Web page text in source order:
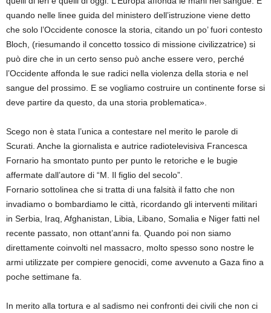
quando nelle linee guida del ministero dell’istruzione viene detto
che solo l’Occidente conosce la storia, citando un po’ fuori contesto
Bloch, (riesumando il concetto tossico di missione civilizzatrice) si
può dire che in un certo senso può anche essere vero, perché
l’Occidente affonda le sue radici nella violenza della storia e nel
sangue del prossimo. E se vogliamo costruire un continente forse si
deve partire da questo, da una storia problematica».
Scego non è stata l’unica a contestare nel merito le parole di
Scurati. Anche la giornalista e autrice radiotelevisiva Francesca
Fornario ha smontato punto per punto le retoriche e le bugie
affermate dall’autore di “M. Il figlio del secolo”.
Fornario sottolinea che si tratta di una falsità il fatto che non
invadiamo o bombardiamo le città, ricordando gli interventi militari
in Serbia, Iraq, Afghanistan, Libia, Libano, Somalia e Niger fatti nel
recente passato, non ottant’anni fa. Quando poi non siamo
direttamente coinvolti nel massacro, molto spesso sono nostre le
armi utilizzate per compiere genocidi, come avvenuto a Gaza fino a
poche settimane fa.
In merito alla tortura e al sadismo nei confronti dei civili che non ci